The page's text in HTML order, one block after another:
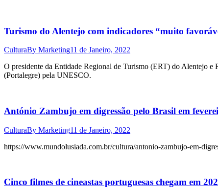
Turismo do Alentejo com indicadores “muito
CulturaBy Marketing11 de Janeiro, 2022
O presidente da Entidade Regional de Turismo (ERT) do Alentejo e
(Portalegre) pela UNESCO.
António Zambujo em digressão pelo Brasil em
CulturaBy Marketing11 de Janeiro, 2022
https://www.mundolusiada.com.br/cultura/antonio-zambujo-em-
Cinco filmes de cineastas portuguesas chegam em